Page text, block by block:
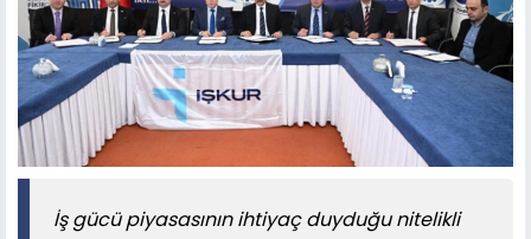
İş gücü piyasasının ihtiyaç duyduğu nitelikli